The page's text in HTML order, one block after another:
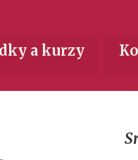
a kurzy